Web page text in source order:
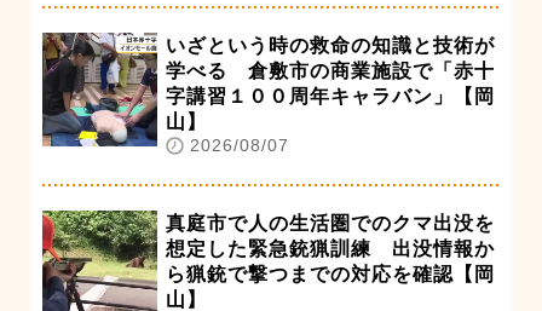
いざという時の救命の知識と技術が
学べる 倉敷市の商業施設で「赤十
字講習１００周年キャラバン」【岡
山】
2026/08/07
真庭市で人の生活圏でのクマ出没を
想定した緊急銃猟訓練 出没情報か
ら猟銃で撃つまでの対応を確認【岡
山】